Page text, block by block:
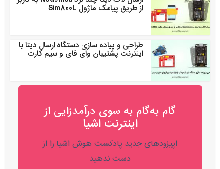
از طریق پیامک ماژول Sim800L
طراحی و پیاده سازی دستگاه ارسال دیتا با
اینترنت پشتیبان وای فای و سیم کارت
گام به‌گام به‌ سوی درآمدزایی از
اینترنت اشیا
اپیزودهای جدید پادکست هوش اشیا را از
دست ندهید